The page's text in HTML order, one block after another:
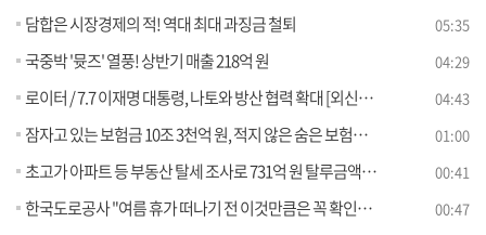
담합은 시장경제의 적! 역대 최대 과징금 철퇴 05:35
국중박 '뮷즈' 열풍! 상반기 매출 218억 원 04:29
로이터 / 7.7 이재명 대통령, 나토와 방산 협력 확대 [외신에 비친 한국] 04:43
잠자고 있는 보험금 10조 3천억 원, 적지 않은 숨은 보험금을 보험계약자들께 찾아드립니다. 01:00
초고가 아파트 등 부동산 탈세 조사로 731억 원 탈루금액 드러나 00:41
한국도로공사 "여름 휴가 떠나기 전 이것만큼은 꼭 확인하세요" 00:47